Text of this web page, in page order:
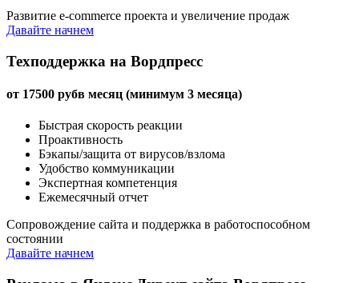
Развитие e-commerce проекта и увеличение продаж
Давайте начнем
Техподдержка на Вордпресс
от 17500 рубв месяц (минимум 3 месяца)
Быстрая скорость реакции
Проактивность
Бэкапы/защита от вирусов/взлома
Удобство коммуникации
Экспертная компетенция
Ежемесячный отчет
Сопровождение сайта и поддержка в работоспособном
состоянии
Давайте начнем